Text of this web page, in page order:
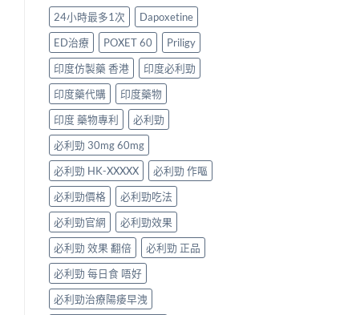
安
全
指
南〉
中
決
勃
起
能
障
礙
與
早
洩〉
中
解
「劑
量
尷
尬」
的
三
種
解
法
與
替
代
方
案〉
中
完
整
解
析：
雙
效
果
凍
威、
西
地
那
非
＋
達
泊
西
汀
一
次
搞
掂
ED
24小時最多1次
Dapoxetine
ED治療
POXET 60
Priligy
印度仿製藥 香港
印度必利勁
印度藥代購
印度藥物
印度 藥物專利
必利勁
必利勁 30mg 60mg
必利勁 HK-XXXXX
必利勁 作嘔
必利勁價格
必利勁吃法
必利勁官網
必利勁效果
必利勁 效果 翻倍
必利勁 正品
必利勁 每日食 唔好
必利勁治療陽痿早洩